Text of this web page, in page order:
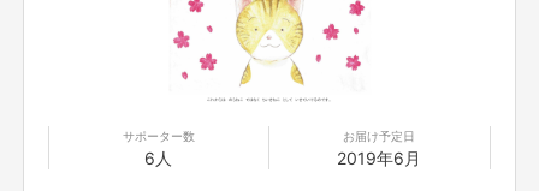
サポーター数
6人
お届け予定日
2019年6月